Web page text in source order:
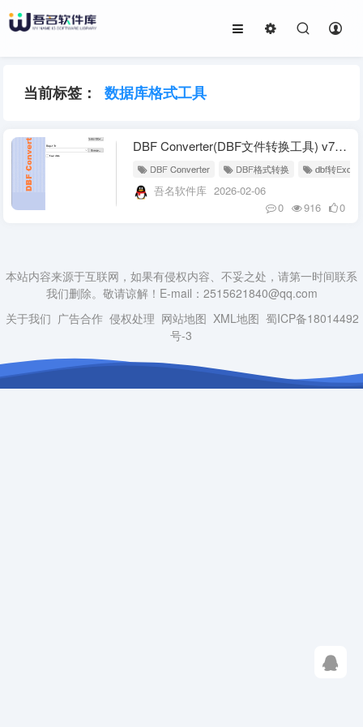
当前标签： 数据库格式工具
DBF Converter(DBF文件转换工具) v7.82 便携版
DBF Converter DBF格式转换 dbf转Excel
吾名软件库 2026-02-06
0
916 0
本站内容来源于互联网，如果有侵权内容、不妥之处，请第一时间联系
我们删除。敬请谅解！E-mail：2515621840@qq.com
关于我们 广告合作 侵权处理 网站地图 XML地图 蜀ICP备18014492
号-3